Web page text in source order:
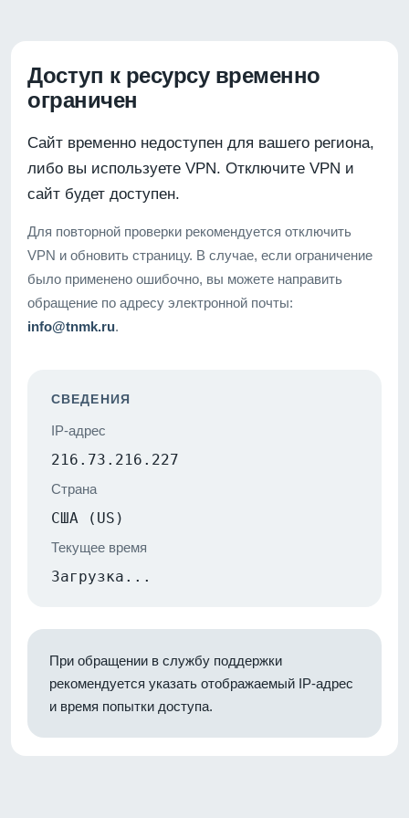
Доступ к ресурсу временно
ограничен
Сайт временно недоступен для вашего региона,
либо вы используете VPN. Отключите VPN и
сайт будет доступен.
Для повторной проверки рекомендуется отключить
VPN и обновить страницу. В случае, если ограничение
было применено ошибочно, вы можете направить
обращение по адресу электронной почты:
info@tnmk.ru.
СВЕДЕНИЯ
IP-адрес
216.73.216.227
Страна
США (US)
Текущее время
Загрузка...
При обращении в службу поддержки
рекомендуется указать отображаемый IP-адрес
и время попытки доступа.